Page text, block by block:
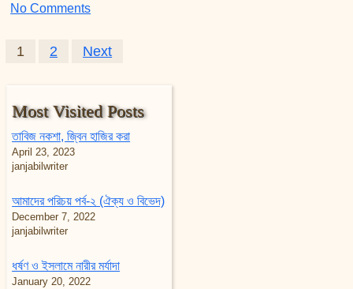
No Commentson নওমুসলিম ও অপবাদ
Posts pagination
1 2 Next
Most Visited Posts
তাবিজ নকশা, জ্বিন হাজির করা
April 23, 2023
janjabilwriter
আমাদের পরিচয় পর্ব-২ (ঐক্য ও বিভেদ)
December 7, 2022
janjabilwriter
ধর্ষণ ও ইসলামে নারীর মর্যাদা
January 20, 2022